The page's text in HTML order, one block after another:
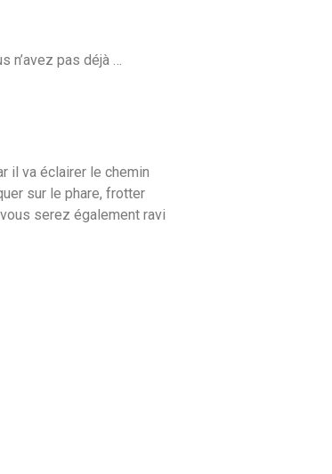
n’avez pas déjà …
il va éclairer le chemin
sur le phare, frotter
serez également ravi